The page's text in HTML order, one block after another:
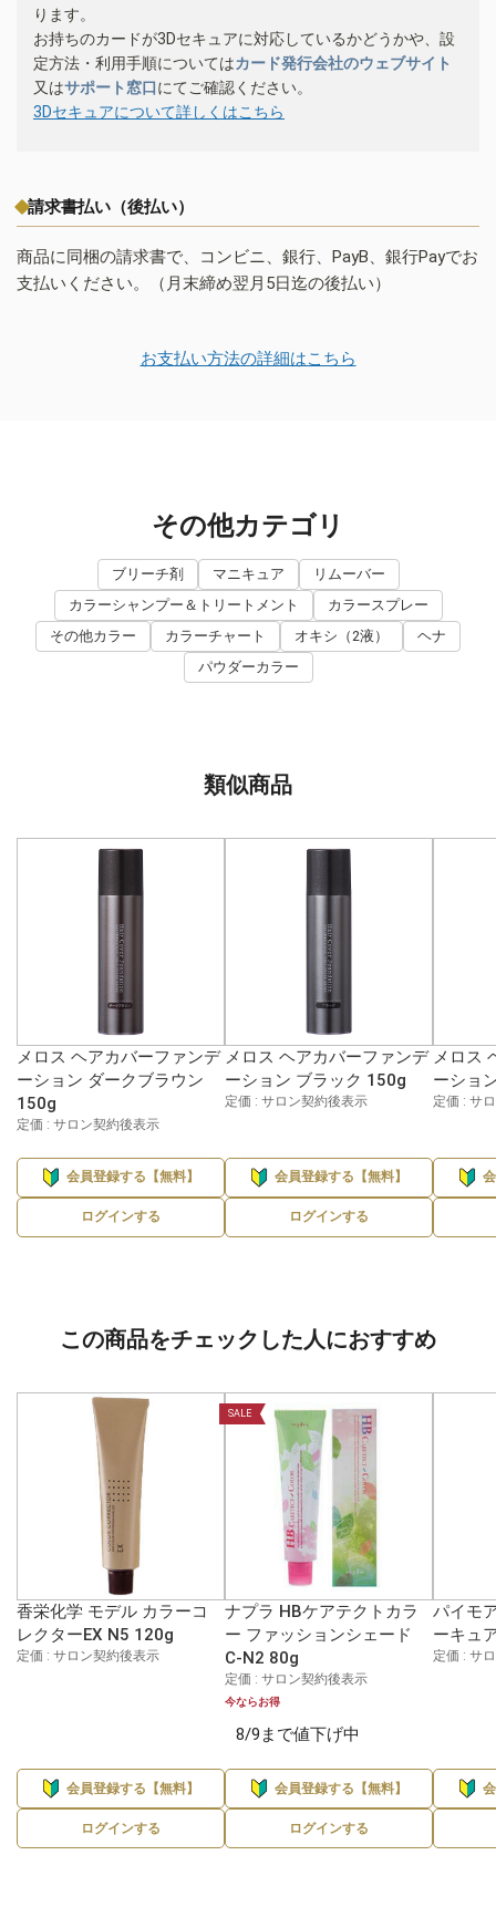
ります。
お持ちのカードが3Dセキュアに対応しているかどうかや、設
定方法・利用手順についてはカード発行会社のウェブサイト
又はサポート窓口にてご確認ください。
3Dセキュアについて詳しくはこちら
請求書払い（後払い）
商品に同梱の請求書で、コンビニ、銀行、PayB、銀行Payでお
支払いください。（月末締め翌月5日迄の後払い）
お支払い方法の詳細はこちら
その他カテゴリ
ブリーチ剤 マニキュア
リムーバー
カラーシャンプー＆トリートメント
カラースプレー
その他カラー
カラーチャート オキシ（2液）
ヘナ
パウダーカラー
類似商品
メロス ヘアカバーファンデ
ーション ダークブラウン
150g
定価 : サロン契約後表示
会員登録する【無料】
ログインする
メロス ヘアカバーファンデ
ーション ブラック 150g
定価 : サロン契約後表示
会員登録する【無料】
ログインする
メロス
ーショ
定価 : サ
この商品をチェックした人におすすめ
香栄化学 モデル カラーコ
レクターEX N5 120g
定価 : サロン契約後表示
会員登録する【無料】
ログインする
SALE
ナプラ HBケアテクトカラ
ー ファッションシェード
C-N2 80g
定価 : サロン契約後表示
今ならお得
8/9まで値下げ中
会員登録する【無料】
ログインする
パイモ
ーキュ
定価 : サ